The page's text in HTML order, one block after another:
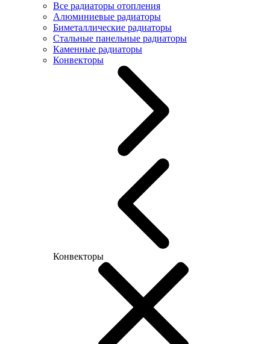
Все радиаторы отопления
Алюминиевые радиаторы
Биметаллические радиаторы
Стальные панельные радиаторы
Каменные радиаторы
Конвекторы
Конвекторы